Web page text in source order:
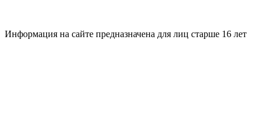
Информация на сайте предназначена для лиц старше 16 лет